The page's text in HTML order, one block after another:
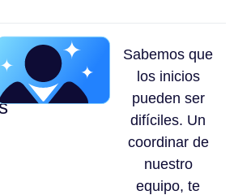
Sabemos que
los inicios
pueden ser
difíciles. Un
coordinar de
nuestro
equipo, te